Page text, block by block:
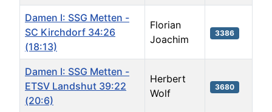
Damen I: SSG Metten -
SC Kirchdorf 34:26
(18:13)
Florian
Joachim
3386
Damen I: SSG Metten -
ETSV Landshut 39:22
(20:6)
Herbert
Wolf
3680